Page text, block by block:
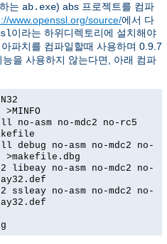
는 ab.exe) abs 프로젝트를 컴파
www.openssl.org/source/에서 다
이라는 하위디렉토리에 설치해야
아파치를 컴파일할때 사용하며 0.9.7
을 사용하지 않는다면, 아래 컴파
asm no-mdc2 no-rc5
no-asm no-mdc2 no-
>makefile.dbg
no-asm no-mdc2 no-
no-asm no-mdc2 no-